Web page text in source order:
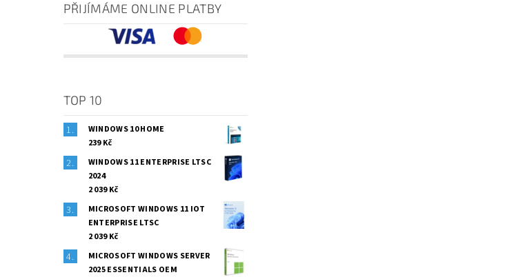
PŘIJÍMÁME ONLINE PLATBY
TOP 10
WINDOWS 10 HOME
239 Kč
WINDOWS 11 ENTERPRISE LTSC
2024
2 039 Kč
MICROSOFT WINDOWS 11 IOT
ENTERPRISE LTSC
2 039 Kč
MICROSOFT WINDOWS SERVER
2025 ESSENTIALS OEM